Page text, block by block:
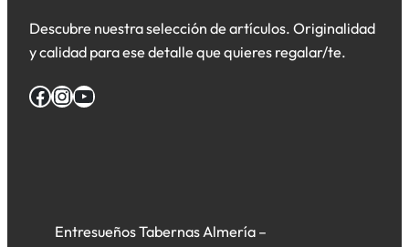
Descubre nuestra selección de artículos. Originalidad
y calidad para ese detalle que quieres regalar/te.
Facebook InstagramYouTube
Entresueños Tabernas Almería –